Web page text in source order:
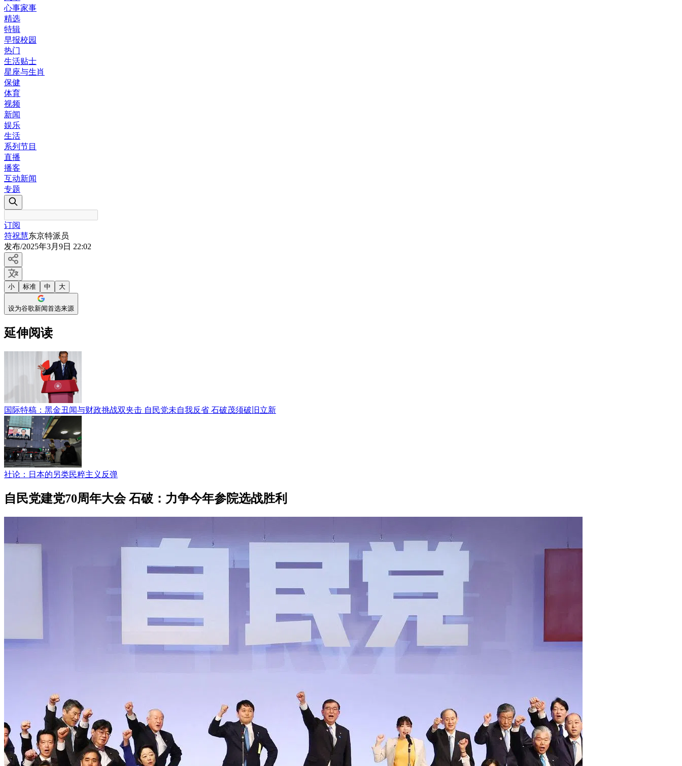
心事家事
精选
特辑
早报校园
热门
生活贴士
星座与生肖
保健
体育
视频
新闻
娱乐
生活
系列节目
直播
播客
互动新闻
专题
订阅
符祝慧东京特派员
发布/2025年3月9日 22:02
小 标准 中 大
设为谷歌新闻首选来源
延伸阅读
国际特稿：黑金丑闻与财政挑战双夹击 自民党未自我反省 石破茂须破旧立新
社论：日本的另类民粹主义反弹
自民党建党70周年大会 石破：力争今年参院选战胜利